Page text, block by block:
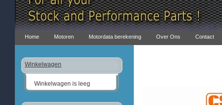
Home Motoren Motordata berekening Over Ons Contact
Winkelwagen
Winkelwagen is leeg